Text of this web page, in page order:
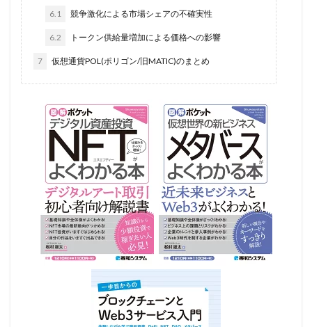
6.1 競争激化による市場シェアの不確実性
6.2 トークン供給量増加による価格への影響
7 仮想通貨POL(ポリゴン/旧MATIC)のまとめ